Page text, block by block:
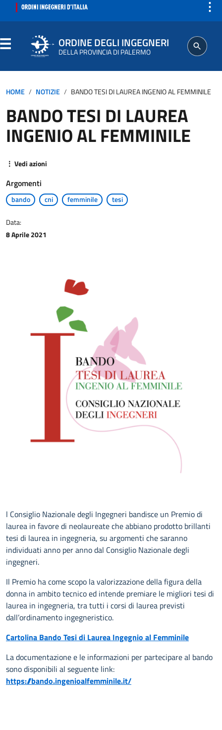
⋮
ORDINE DEGLI INGEGNERI
DELLA PROVINCIA DI PALERMO
SEGRETERIA
ISCRITTO
PROFESSIONE
AGGIORNAMENTI PROFESSIONALI
HOME NOTIZIE BANDO TESI DI LAUREA INGENIO AL FEMMINILE
BANDO TESI DI LAUREA
INGENIO AL FEMMINILE
⋮ Vedi azioni
Argomenti
bando cni femminile tesi
Data:
8 Aprile 2021
l Consiglio Nazionale degli Ingegneri bandisce un Premio di
laurea in favore di neolaureate che abbiano prodotto brillanti
tesi di laurea in ingegneria, su argomenti che saranno
individuati anno per anno dal Consiglio Nazionale degli
ingegneri.
Il Premio ha come scopo la valorizzazione della figura della
donna in ambito tecnico ed intende premiare le migliori tesi di
laurea in ingegneria, tra tutti i corsi di laurea previsti
dall’ordinamento ingegneristico.
Cartolina Bando Tesi di Laurea Ingegnio al Femminile
La documentazione e le informazioni per partecipare al bando
sono disponibili al seguente link:
https://bando.ingenioalfemminile.it/